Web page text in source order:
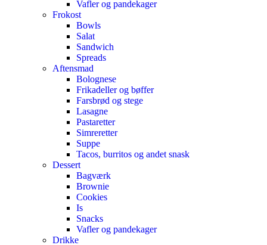
Vafler og pandekager
Frokost
Bowls
Salat
Sandwich
Spreads
Aftensmad
Bolognese
Frikadeller og bøffer
Farsbrød og stege
Lasagne
Pastaretter
Simreretter
Suppe
Tacos, burritos og andet snask
Dessert
Bagværk
Brownie
Cookies
Is
Snacks
Vafler og pandekager
Drikke